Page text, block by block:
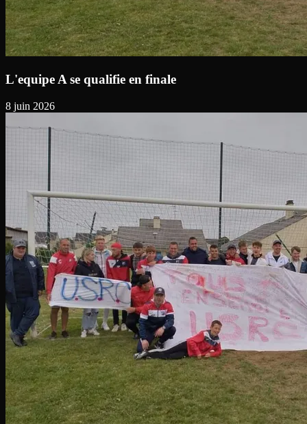
L'equipe A se qualifie en finale
8 juin 2026